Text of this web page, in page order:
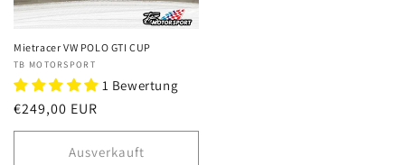
Mietracer VW POLO GTI CUP
Anbieter:
TB MOTORSPORT
1 Bewertung
Normaler
Preis
€249,00 EUR
Ausverkauft